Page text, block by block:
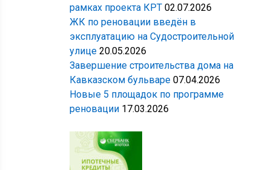
рамках проекта КРТ 02.07.2026
ЖК по реновации введён в
эксплуатацию на Судостроительной
улице 20.05.2026
Завершение строительства дома на
Кавказском бульваре 07.04.2026
Новые 5 площадок по программе
реновации 17.03.2026